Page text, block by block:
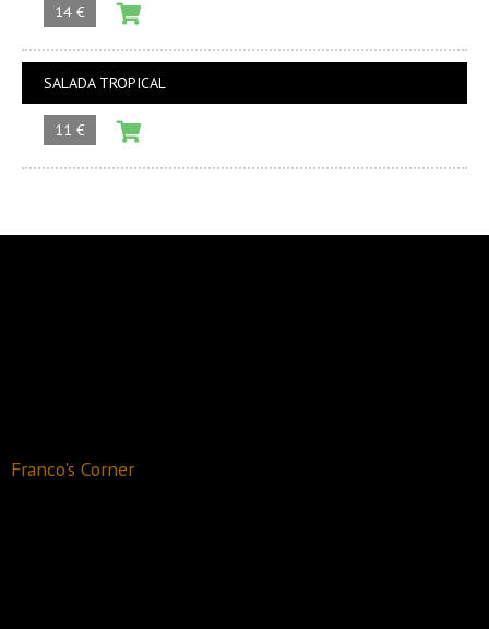
14 €
SALADA TROPICAL
11 €
Franco's Corner